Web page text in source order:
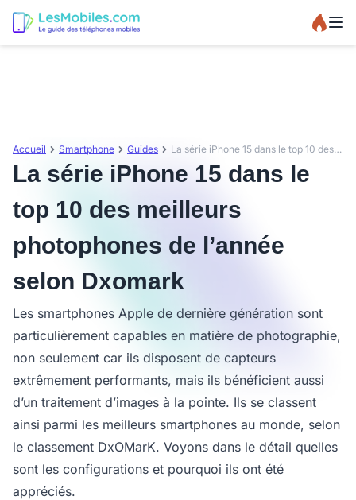
Accueil Smartphone Guides La série iPhone 15 dans le top 10 des meilleurs photophones de l’année selon Dxomark
La série iPhone 15 dans le
top 10 des meilleurs
photophones de l’année
selon Dxomark
Les smartphones Apple de dernière génération sont
particulièrement capables en matière de photographie,
non seulement car ils disposent de capteurs
extrêmement performants, mais ils bénéficient aussi
d’un traitement d’images à la pointe. Ils se classent
ainsi parmi les meilleurs smartphones au monde, selon
le classement DxOMarK. Voyons dans le détail quelles
sont les configurations et pourquoi ils ont été
appréciés.